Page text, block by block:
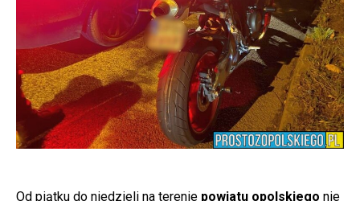
Od piątku do niedzieli na terenie powiatu opolskiego nie